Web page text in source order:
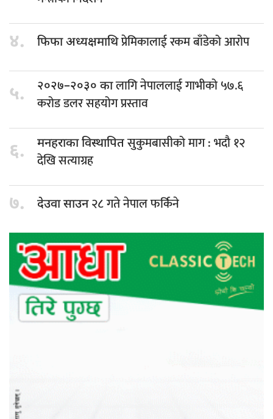
४. फिफा अध्यक्षमाथिप्रेमिकालाई रकम बाँडेको आरोप
५. २०२७–२०३० कालागि नेपाललाई गाभीको ५७.६
करोड डलर सहयोग प्रस्ताव
६. मनहराका विस्थापितसुकुमबासीको माग : भदौ १२
देखि सत्याग्रह
७. देउवा साउन२८ गते नेपाल फर्किने